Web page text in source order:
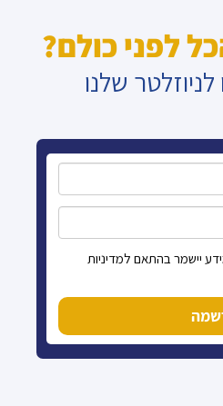
לפני כולם?
שלנו
יישמר בהתאם למדיניות